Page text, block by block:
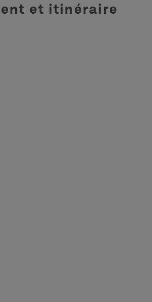
et itinéraire